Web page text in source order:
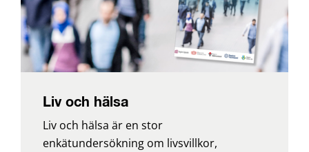
Liv och hälsa
Liv och hälsa är en stor
enkätundersökning om livsvillkor,